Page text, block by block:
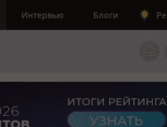
Интервью Блоги